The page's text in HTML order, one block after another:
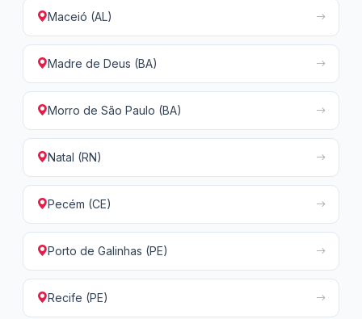
Maceió (AL)
Madre de Deus (BA)
Morro de São Paulo (BA)
Natal (RN)
Pecém (CE)
Porto de Galinhas (PE)
Recife (PE)